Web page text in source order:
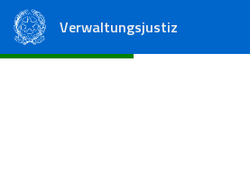
Verwaltungsjustiz